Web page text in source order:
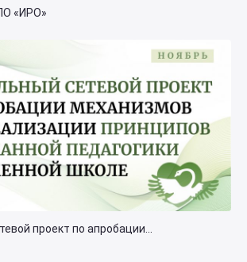
«ИРО»
проект по апробации...